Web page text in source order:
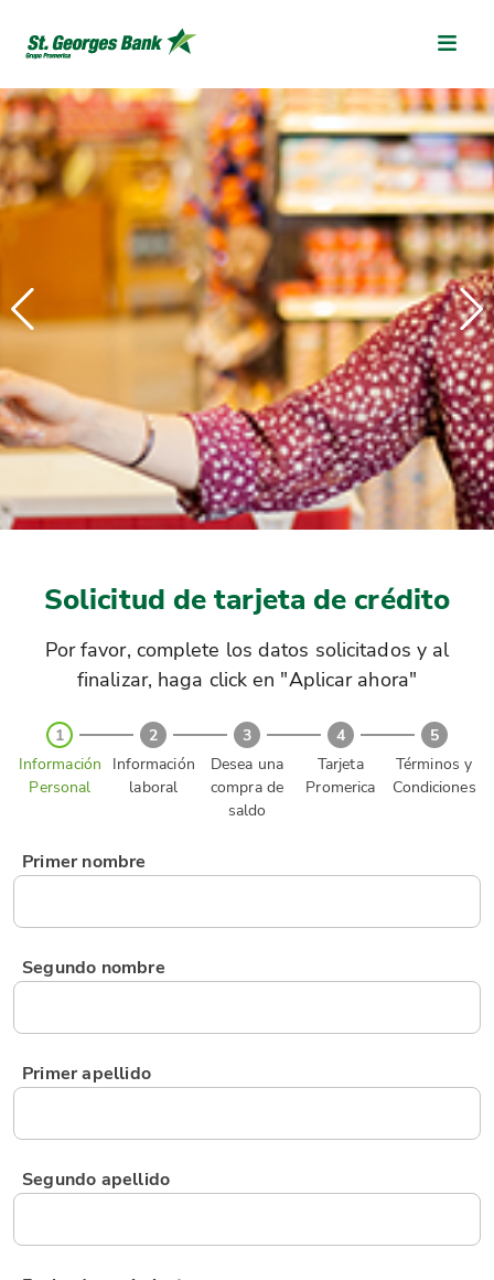
Solicitud de tarjeta de crédito
Por favor, complete los datos solicitados y al
finalizar, haga click en "Aplicar ahora"
1
Información
Personal
2
Información
laboral
3
Desea una
compra de
saldo
4
Tarjeta
Promerica
5
Términos y
Condiciones
Primer nombre
Segundo nombre
Primer apellido
Segundo apellido